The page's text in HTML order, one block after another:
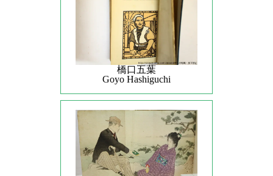
橋口五葉
Goyo Hashiguchi